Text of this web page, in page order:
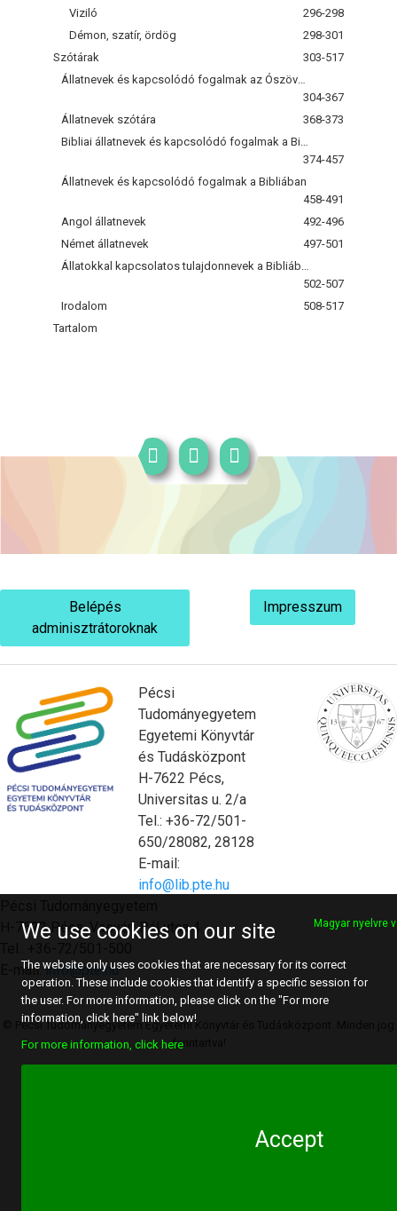
Viziló
296-298
Démon, szatír, ördög
298-301
Szótárak
303-517
304-367
Állatnevek szótára
368-373
374-457
Állatnevek és kapcsolódó fogalmak a Bibliában
458-491
Angol állatnevek
492-496
Német állatnevek
497-501
502-507
Irodalom
508-517
Tartalom
Belépés
adminisztrátoroknak
Impresszum
Pécsi
Tudományegyetem
Egyetemi Könyvtár
és Tudásközpont
H-7622 Pécs,
Universitas u. 2/a
Tel.: +36-72/501-
650/28082, 28128
E-mail:
info@lib.pte.hu
H-7622 Pécs, Vasvári Pál utca 4.
E-mail:info@pte.hu
© Pécsi Tudományegyetem Egyetemi Könyvtár és Tudásközpont. Minden jog
fenntartva!
We use cookies on our site Magyar nyelvre
The website only uses cookies that are necessary for its correct
operation. These include cookies that identify a specific session for
the user. For more information, please click on the "For more
information, click here" link below!
For more information, click here
Accept